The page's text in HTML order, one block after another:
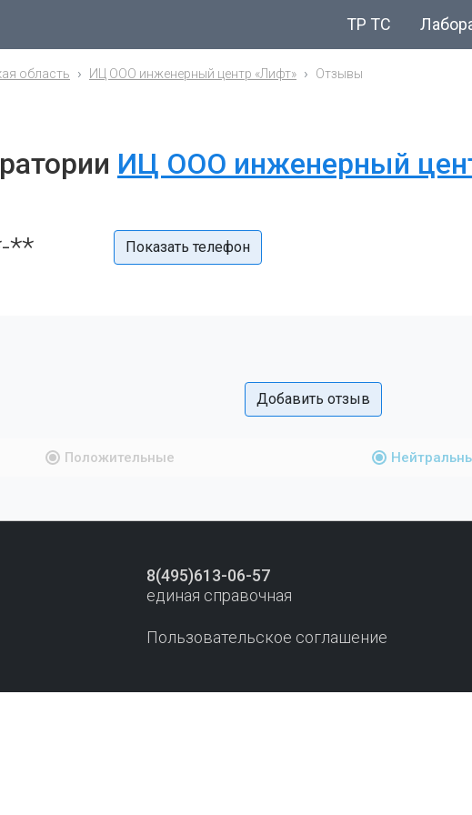
ТР ТС
область ИЦ ООО инженерный центр «Лифт» Отзывы
ИЦ ООО инженерный
** Показать телефон
Добавить отзыв
Положительные
8(495)613-06-57
единая справочная
Пользовательское соглашение